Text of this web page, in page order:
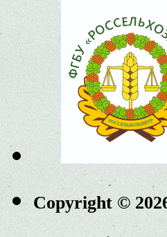
Copyright ©